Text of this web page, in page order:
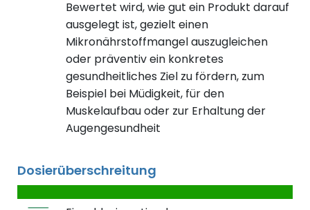
Bewertet wird, wie gut ein Produkt darauf
ausgelegt ist, gezielt einen
Mikronährstoffmangel auszugleichen
oder präventiv ein konkretes
gesundheitliches Ziel zu fördern, zum
Beispiel bei Müdigkeit, für den
Muskelaufbau oder zur Erhaltung der
Augengesundheit
Dosierüberschreitung